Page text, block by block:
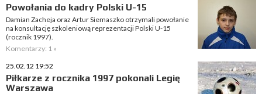
Powołania do kadry Polski U-15
Damian Zacheja oraz Artur Siemaszko otrzymali powołanie
na konsultację szkoleniową reprezentacji Polski U-15
(rocznik 1997).
Komentarzy: 1 »
25.02.12 19:52
Piłkarze z rocznika 1997 pokonali Legię
Warszawa